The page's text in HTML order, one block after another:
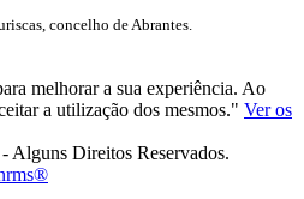
concelho de Abrantes.
melhorar a sua experiência. Ao
a utilização dos mesmos." Ver os
- Alguns Direitos Reservados.